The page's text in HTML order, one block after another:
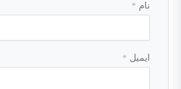
نام *
ایمیل *